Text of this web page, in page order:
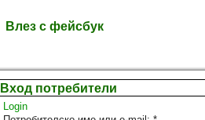
Влез с фейсбук
Вход потребители
Login